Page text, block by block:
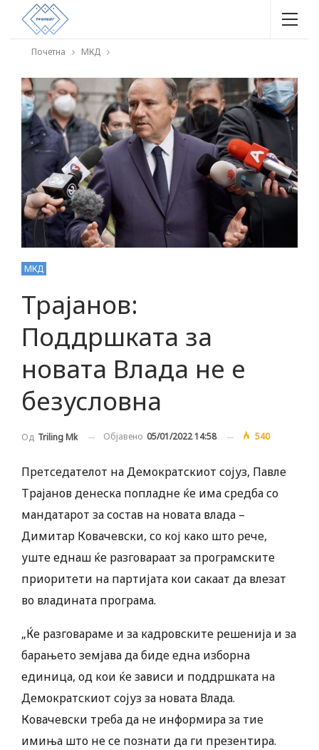
Почетна МКД
МКД
Трајанов:
Поддршката за
новата Влада не е
безусловна
Од Triling Mk Објавено 05/01/2022 14:58 540
Претседателот на Демократскиот сојуз, Павле
Трајанов денеска попладне ќе има средба со
мандатарот за состав на новата влада –
Димитар Ковачевски, со кој како што рече,
уште еднаш ќе разговараат за програмските
приоритети на партијата кои сакаат да влезат
во владината програма.
„Ќе разговараме и за кадровските решенија и за
барањето земјава да биде една изборна
единица, од кои ќе зависи и поддршката на
Демократскиот сојуз за новата Влада.
Ковачевски треба да не информира за тие
имиња што не се познати да ги презентира.